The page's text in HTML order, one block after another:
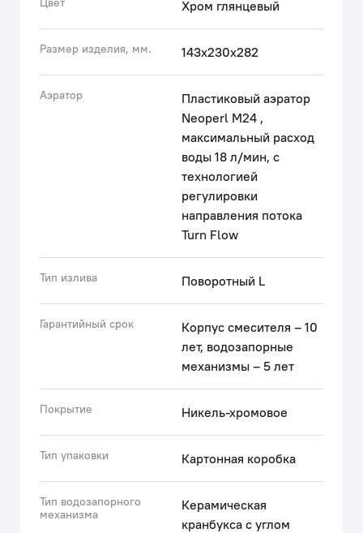
Хром глянцевый
Размер изделия, мм. 143x230x282
Аэратор
Пластиковый аэратор
Neoperl M24 ,
максимальный расход
воды 18 л/мин, с
технологией
регулировки
направления потока
Turn Flow
Тип излива Поворотный L
Гарантийный срок
Корпус смесителя – 10
лет, водозапорные
механизмы – 5 лет
Покрытие Никель-хромовое
Тип упаковки Картонная коробка
Тип водозапорного
механизма
Керамическая
кранбукса с углом